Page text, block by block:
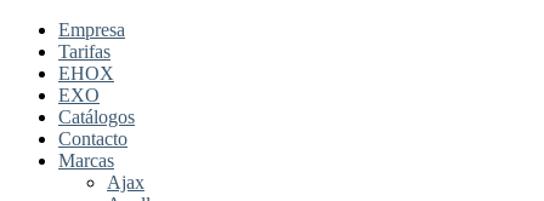
Empresa
Tarifas
EHOX
EXO
Catálogos
Contacto
Marcas
Ajax